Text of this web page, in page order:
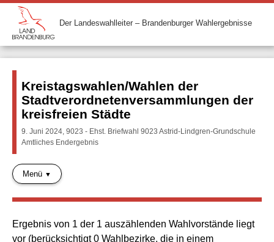
Der Landeswahlleiter – Brandenburger Wahlergebnisse
Kreistagswahlen/Wahlen der
Stadtverordnetenversammlungen der
kreisfreien Städte
9. Juni 2024, 9023 - Ehst. Briefwahl 9023 Astrid-Lindgren-Grundschule
Amtliches Endergebnis
Menü
Ergebnis von 1 der 1 auszählenden Wahlvorstände liegt
vor (berücksichtigt 0 Wahlbezirke, die in einem